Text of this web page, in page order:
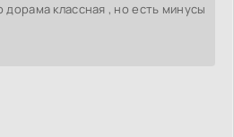
классная , но есть минусы